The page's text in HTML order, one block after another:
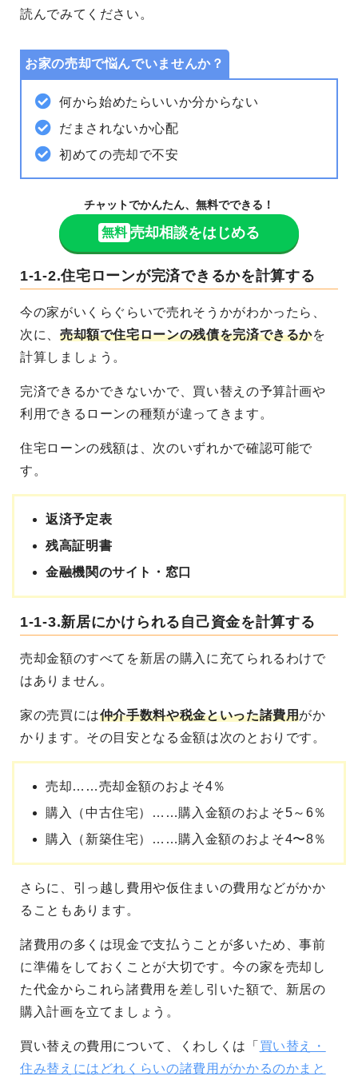
読んでみてください。
お家の売却で悩んでいませんか？
何から始めたらいいか分からない
だまされないか心配
初めての売却で不安
チャットでかんたん、無料でできる！
無料 売却相談をはじめる
1-1-2.住宅ローンが完済できるかを計算する
今の家がいくらぐらいで売れそうかがわかったら、
次に、 売却額で住宅ローンの残債を完済できるかを
計算しましょう。
完済できるかできないかで、買い替えの予算計画や
利用できるローンの種類が違ってきます。
住宅ローンの残額は、次のいずれかで確認可能で
す。
返済予定表
残高証明書
金融機関のサイト・窓口
1-1-3.新居にかけられる自己資金を計算する
売却金額のすべてを新居の購入に充てられるわけで
はありません。
家の売買には仲介手数料や税金といった諸費用がか
かります。その目安となる金額は次のとおりです。
売却……売却金額のおよそ4％
購入（中古住宅）……購入金額のおよそ5～6％
購入（新築住宅）……購入金額のおよそ4〜8％
さらに、引っ越し費用や仮住まいの費用などがかか
ることもあります。
諸費用の多くは現金で支払うことが多いため、事前
に準備をしておくことが大切です。今の家を売却し
た代金からこれら諸費用を差し引いた額で、新居の
購入計画を立てましょう。
買い替えの費用について、くわしくは「 買い替え・
住み替えにはどれくらいの諸費用がかかるのかまと